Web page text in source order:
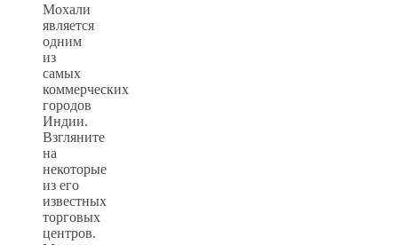
Мохали
является
одним
из
самых
коммерческих
городов
Индии.
Взгляните
на
некоторые
из его
известных
торговых
центров.